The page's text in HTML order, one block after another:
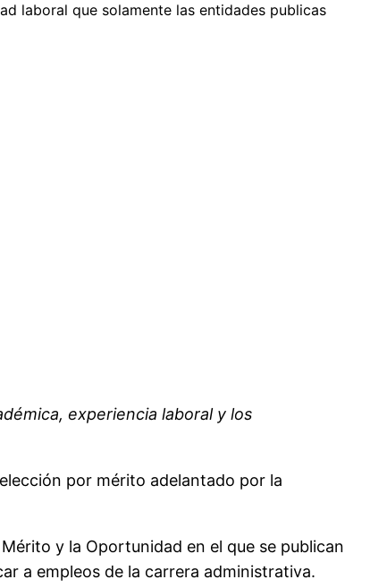
laboral que solamente las entidades publicas
experiencia laboral y los
por mérito adelantado por la
y la Oportunidad en el que se publican
a empleos de la carrera administrativa.